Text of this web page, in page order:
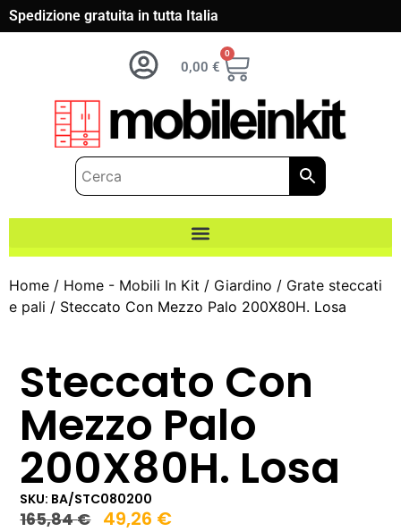
Spedizione gratuita in tutta Italia
0,00 €
0
Home / Home - Mobili In Kit / Giardino / Grate steccati
e pali / Steccato Con Mezzo Palo 200X80H. Losa
Steccato Con
Mezzo Palo
200X80H. Losa
SKU: BA/STC080200
165,84€ 49,26 €